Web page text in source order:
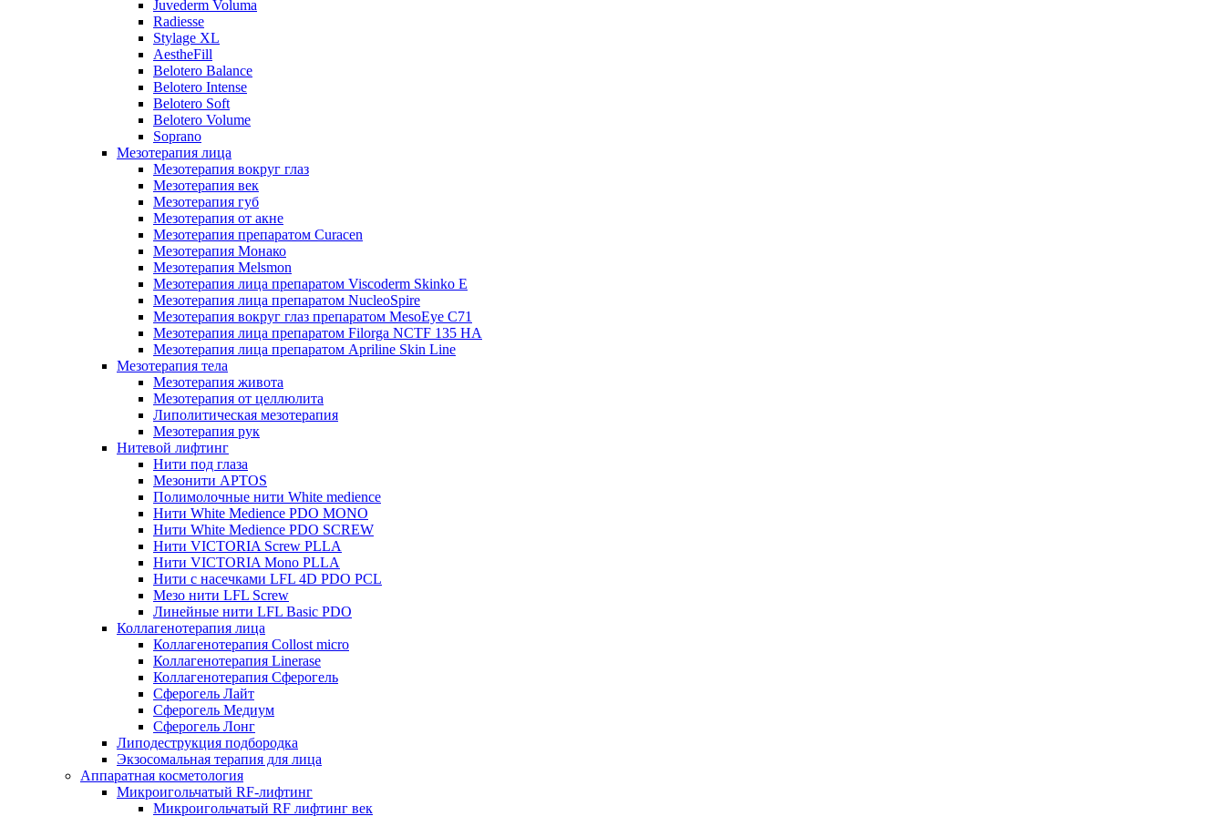
Juvederm Voluma
Radiesse
Stylage XL
AestheFill
Belotero Balance
Belotero Intense
Belotero Soft
Belotero Volume
Soprano
Мезотерапия лица
Мезотерапия вокруг глаз
Мезотерапия век
Мезотерапия губ
Мезотерапия от акне
Мезотерапия препаратом Curacen
Мезотерапия Монако
Мезотерапия Melsmon
Мезотерапия лица препаратом Viscoderm Skinko E
Мезотерапия лица препаратом NucleoSpire
Мезотерапия вокруг глаз препаратом MesoEye С71
Мезотерапия лица препаратом Filorga NCTF 135 HA
Мезотерапия лица препаратом Apriline Skin Line
Мезотерапия тела
Мезотерапия живота
Мезотерапия от целлюлита
Липолитическая мезотерапия
Мезотерапия рук
Нитевой лифтинг
Нити под глаза
Мезонити APTOS
Полимолочные нити White medience
Нити White Medience PDO MONO
Нити White Medience PDO SCREW
Нити VICTORIA Screw PLLA
Нити VICTORIA Mono PLLA
Нити с насечками LFL 4D PDO PCL
Мезо нити LFL Screw
Линейные нити LFL Basic PDO
Коллагенотерапия лица
Коллагенотерапия Collost micro
Коллагенотерапия Linerase
Коллагенотерапия Сферогель
Сферогель Лайт
Сферогель Медиум
Сферогель Лонг
Липодеструкция подбородка
Экзосомальная терапия для лица
Аппаратная косметология
Микроигольчатый RF-лифтинг
Микроигольчатый RF лифтинг век